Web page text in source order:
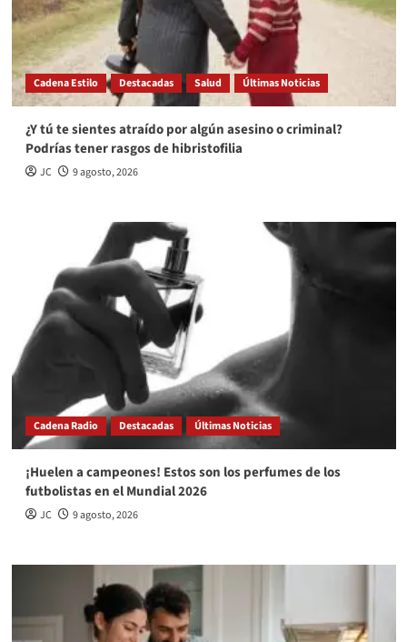
Cadena Estilo Destacadas Salud Últimas Noticias
¿Y tú te sientes atraído por algún asesino o criminal?
Podrías tener rasgos de hibristofilia
JC 9 agosto, 2026
Cadena Radio Destacadas Últimas Noticias
¡Huelen a campeones! Estos son los perfumes de los
futbolistas en el Mundial 2026
JC 9 agosto, 2026